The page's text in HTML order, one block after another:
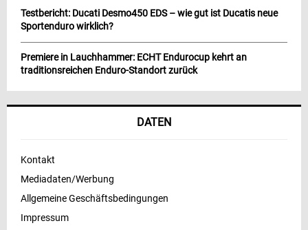
Testbericht: Ducati Desmo450 EDS – wie gut ist Ducatis neue
Sportenduro wirklich?
Premiere in Lauchhammer: ECHT Endurocup kehrt an
traditionsreichen Enduro-Standort zurück
DATEN
Kontakt
Mediadaten/Werbung
Allgemeine Geschäftsbedingungen
Impressum